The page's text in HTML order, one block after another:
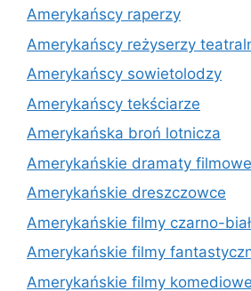
Amerykańscy raperzy
Amerykańscy reżyserzy
Amerykańscy sowietolodzy
Amerykańscy tekściarze
Amerykańska broń lotnicza
Amerykańskie dramaty filmowe
Amerykańskie dreszczowce
Amerykańskie filmy czarno-
Amerykańskie filmy
Amerykańskie filmy komediowe